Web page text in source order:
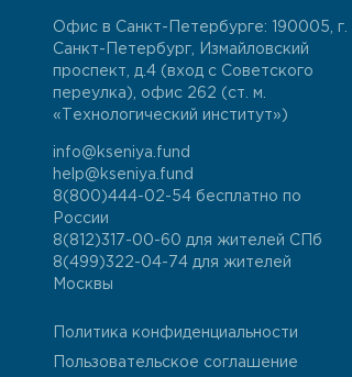
Офис в Санкт-Петербурге: 190005, г.
Санкт-Петербург, Измайловский
проспект, д.4 (вход с Советского
переулка), офис 262 (ст. м.
«Технологический институт»)
info@kseniya.fund
help@kseniya.fund
8(800)444-02-54бесплатно по
России
8(812)317-00-60 для жителей СПб
8(499)322-04-74для жителей
Москвы
Политика конфиденциальности
Пользовательское соглашение